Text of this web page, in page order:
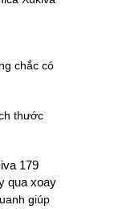
chắc có
thước
179
qua xoay
giúp